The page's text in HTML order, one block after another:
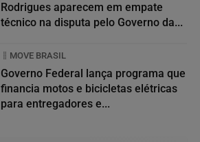
Rodrigues aparecem em empate
técnico na disputa pelo Governo da...
MOVE BRASIL
Governo Federal lança programa que
financia motos e bicicletas elétricas
para entregadores e...